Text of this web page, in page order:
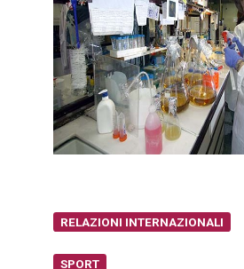
RELAZIONI INTERNAZIONALI
SPORT